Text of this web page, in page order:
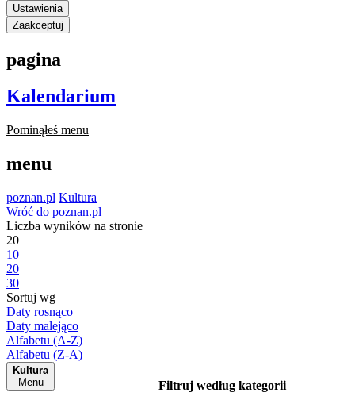
Ustawienia
Zaakceptuj
pagina
Kalendarium
Pominąłeś menu
menu
poznan.pl Kultura
Wróć do poznan.pl
Liczba wyników na stronie
20
10
20
30
Sortuj wg
Daty rosnąco
Daty malejąco
Alfabetu (A-Z)
Alfabetu (Z-A)
Kultura
Menu
Filtruj według kategorii